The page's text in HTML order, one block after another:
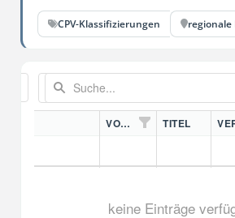
CPV-Klassifizierungen
VORDN. TITEL
keine Einträge